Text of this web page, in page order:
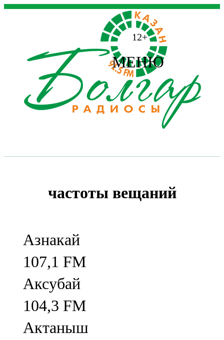
12+
МЕНЮ
частоты вещаний
Азнакай
107,1 FM
Аксубай
104,3 FM
Актаныш